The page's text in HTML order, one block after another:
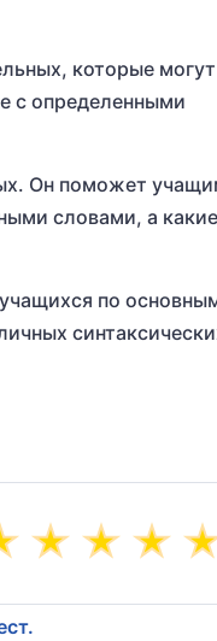
которые могут
с определенными
Он поможет
словами, а какие
по